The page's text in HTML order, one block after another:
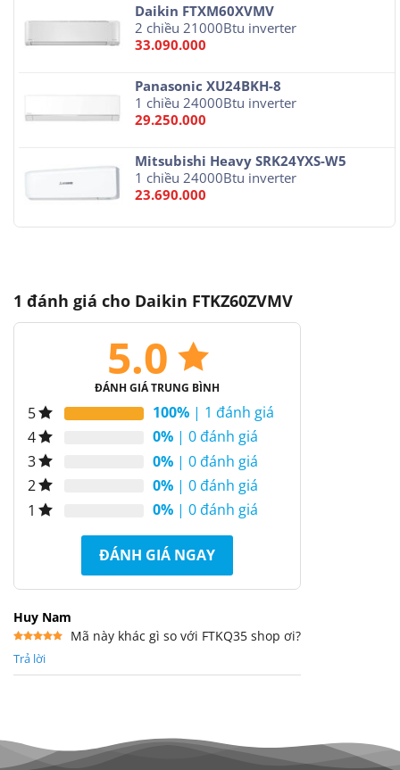
Daikin FTXM60XVMV
2 chiều 21000Btu inverter
33.090.000
Panasonic XU24BKH-8
1 chiều 24000Btu inverter
29.250.000
Mitsubishi Heavy SRK24YXS-W5
1 chiều 24000Btu inverter
23.690.000
1 đánh giá cho Daikin FTKZ60ZVMV
5.0
ĐÁNH GIÁ TRUNG BÌNH
5 100%| 1 đánh giá
4
0%| 0 đánh giá
3
0%| 0 đánh giá
2
0%| 0 đánh giá
1
0%| 0 đánh giá
ĐÁNH GIÁ NGAY
Huy Nam
hạng55
Mã này khác gì so với FTKQ35 shop ơi?
Trả lời